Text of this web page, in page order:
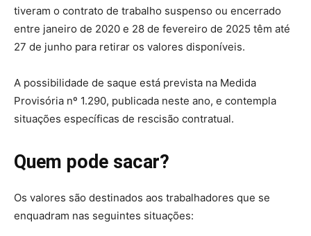
tiveram o contrato de trabalho suspenso ou encerrado
entre janeiro de 2020 e 28 de fevereiro de 2025 têm até
27 de junho para retirar os valores disponíveis.
A possibilidade de saque está prevista na Medida
Provisória nº 1.290, publicada neste ano, e contempla
situações específicas de rescisão contratual.
Quem pode sacar?
Os valores são destinados aos trabalhadores que se
enquadram nas seguintes situações: